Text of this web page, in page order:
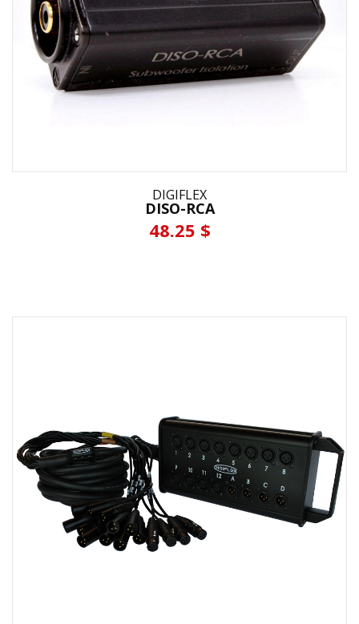
DIGIFLEX
DISO-RCA
48.25 $